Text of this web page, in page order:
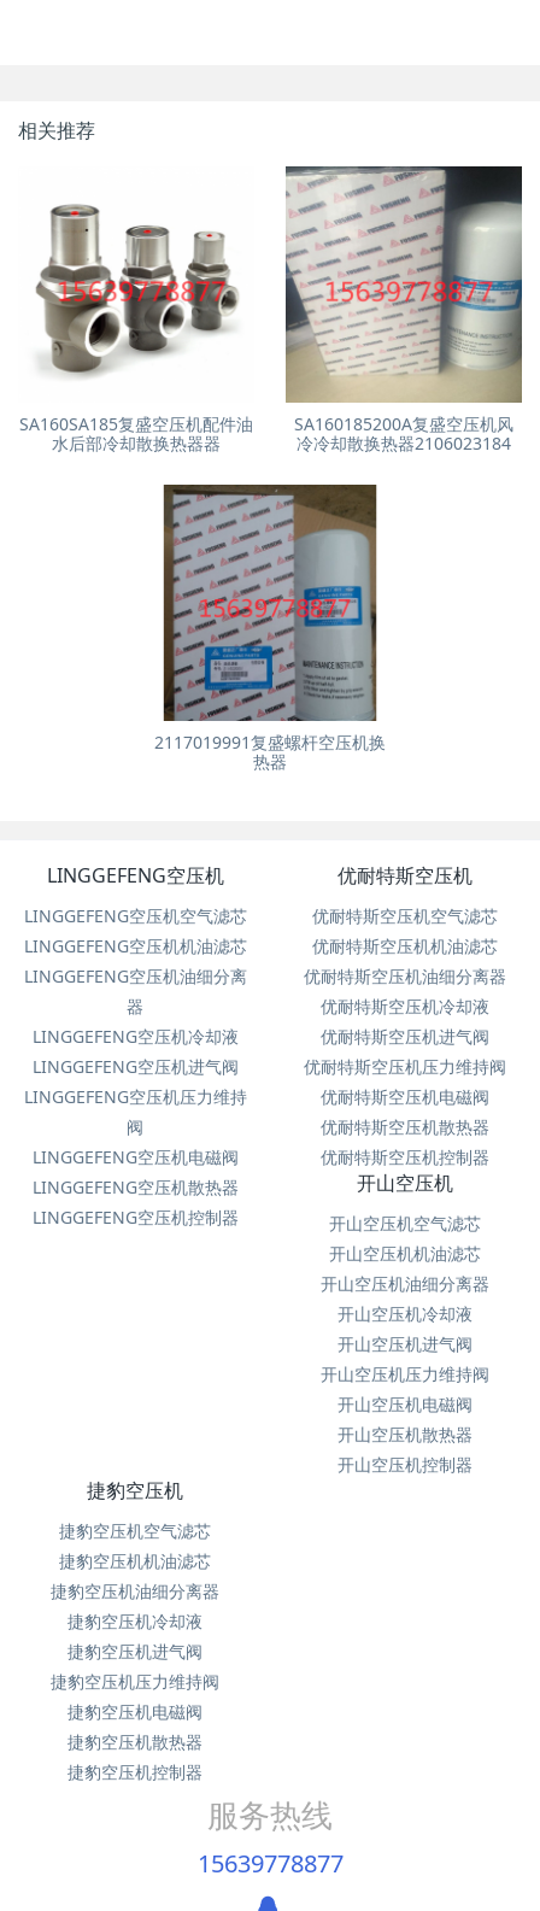
相关推荐
SA160SA185复盛空压机配件油
水后部冷却散换热器器
SA160185200A复盛空压机风
冷冷却散换热器2106023184
2117019991复盛螺杆空压机换
热器
LINGGEFENG空压机
LINGGEFENG空压机空气滤芯
LINGGEFENG空压机机油滤芯
LINGGEFENG空压机油细分离
器
LINGGEFENG空压机冷却液
LINGGEFENG空压机进气阀
LINGGEFENG空压机压力维持
阀
LINGGEFENG空压机电磁阀
LINGGEFENG空压机散热器
LINGGEFENG空压机控制器
优耐特斯空压机
优耐特斯空压机空气滤芯
优耐特斯空压机机油滤芯
优耐特斯空压机油细分离器
优耐特斯空压机冷却液
优耐特斯空压机进气阀
优耐特斯空压机压力维持阀
优耐特斯空压机电磁阀
优耐特斯空压机散热器
优耐特斯空压机控制器
开山空压机
开山空压机空气滤芯
开山空压机机油滤芯
开山空压机油细分离器
开山空压机冷却液
开山空压机进气阀
开山空压机压力维持阀
开山空压机电磁阀
开山空压机散热器
开山空压机控制器
捷豹空压机
捷豹空压机空气滤芯
捷豹空压机机油滤芯
捷豹空压机油细分离器
捷豹空压机冷却液
捷豹空压机进气阀
捷豹空压机压力维持阀
捷豹空压机电磁阀
捷豹空压机散热器
捷豹空压机控制器
服务热线
15639778877